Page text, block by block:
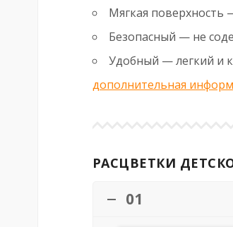
Мягкая поверхность
Безопасный — не
Удобный — легкий и
дополнительная
РАСЦВЕТКИ
01